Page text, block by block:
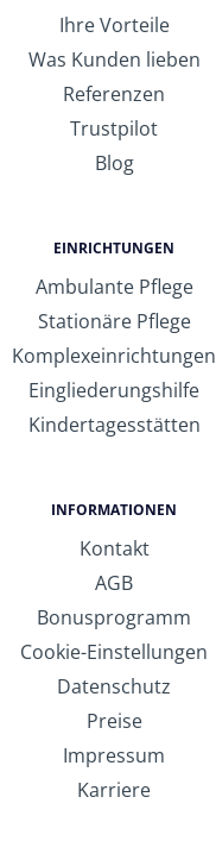
Ihre Vorteile
Was Kunden lieben
Referenzen
Trustpilot
Blog
EINRICHTUNGEN
Ambulante Pflege
Stationäre Pflege
Komplexeinrichtungen
Eingliederungshilfe
Kindertagesstätten
INFORMATIONEN
Kontakt
AGB
Bonusprogramm
Cookie-Einstellungen
Datenschutz
Preise
Impressum
Karriere